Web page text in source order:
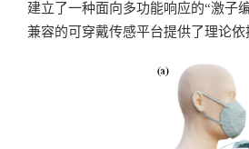
建立了一种面向多功能响应的“激子
兼容的可穿戴传感平台提供了理论依